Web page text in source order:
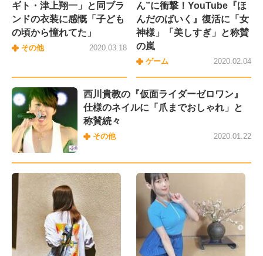
ギト・津上翔一」と同ブラ
ンドの衣装に感慨「子ども
の頃から憧れてた」
その他 2020.03.18
ん”に衝撃！YouTube『ほ
んだのばいく』復活に「女
神様」「美しすぎ」と称賛
の嵐
ゲーム 2020.02.04
西川貴教の『仮面ライダーゼロワン』
仕様のネイルに「爪までおしゃれ」と
称賛続々
その他 2020.01.22